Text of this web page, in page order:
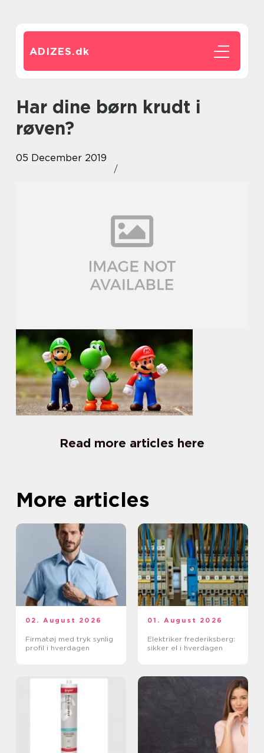
ADIZES.dk
Har dine børn krudt i
røven?
05 December 2019
Read more articles here
More articles
02. August 2026
Firmatøj med tryk synlig
profil i hverdagen
01. August 2026
Elektriker frederiksberg:
sikker el i hverdagen